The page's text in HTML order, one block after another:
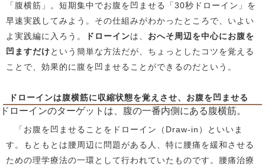
「腹横筋」。短期集中でお腹を凹ませる「30秒ドローイン」を
早速実践してみよう。その仕組みがわかったところで、いよい
よ実践編に入ろう。
ドローインは、 おへそ周辺を中心にお腹を
凹ますだけという簡単な方法だが、ちょっとしたコツを覚える
ことで、効果的に腹を凹ませることができるのだという。
ドローインは腹横筋に収縮状態を覚えさせ、お腹を凹ませる
ドローインのターゲットは、腹の一番内側にある腹横筋。
「お腹を凹ませることをドローイン（Draw-in）といいま
す。もともとは腰周辺に問題がある人、特に腰痛を緩和させる
ための理学療法の一環として行われていたものです。腰痛治療